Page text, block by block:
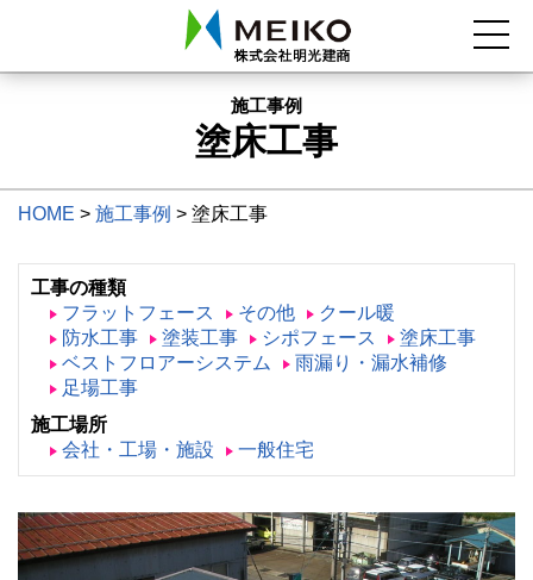
施工事例
塗床工事
HOME > 施工事例 > 塗床工事
工事の種類
フラットフェース
その他
クール暖
防水工事
塗装工事 シポフェース
塗床工事
ベストフロアーシステム
雨漏り・漏水補修
足場工事
施工場所
会社・工場・施設
一般住宅